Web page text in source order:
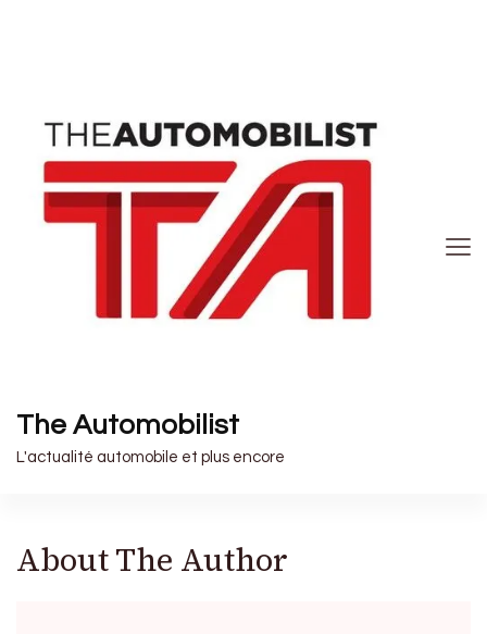
The Automobilist
L'actualité automobile et plus encore
About The Author